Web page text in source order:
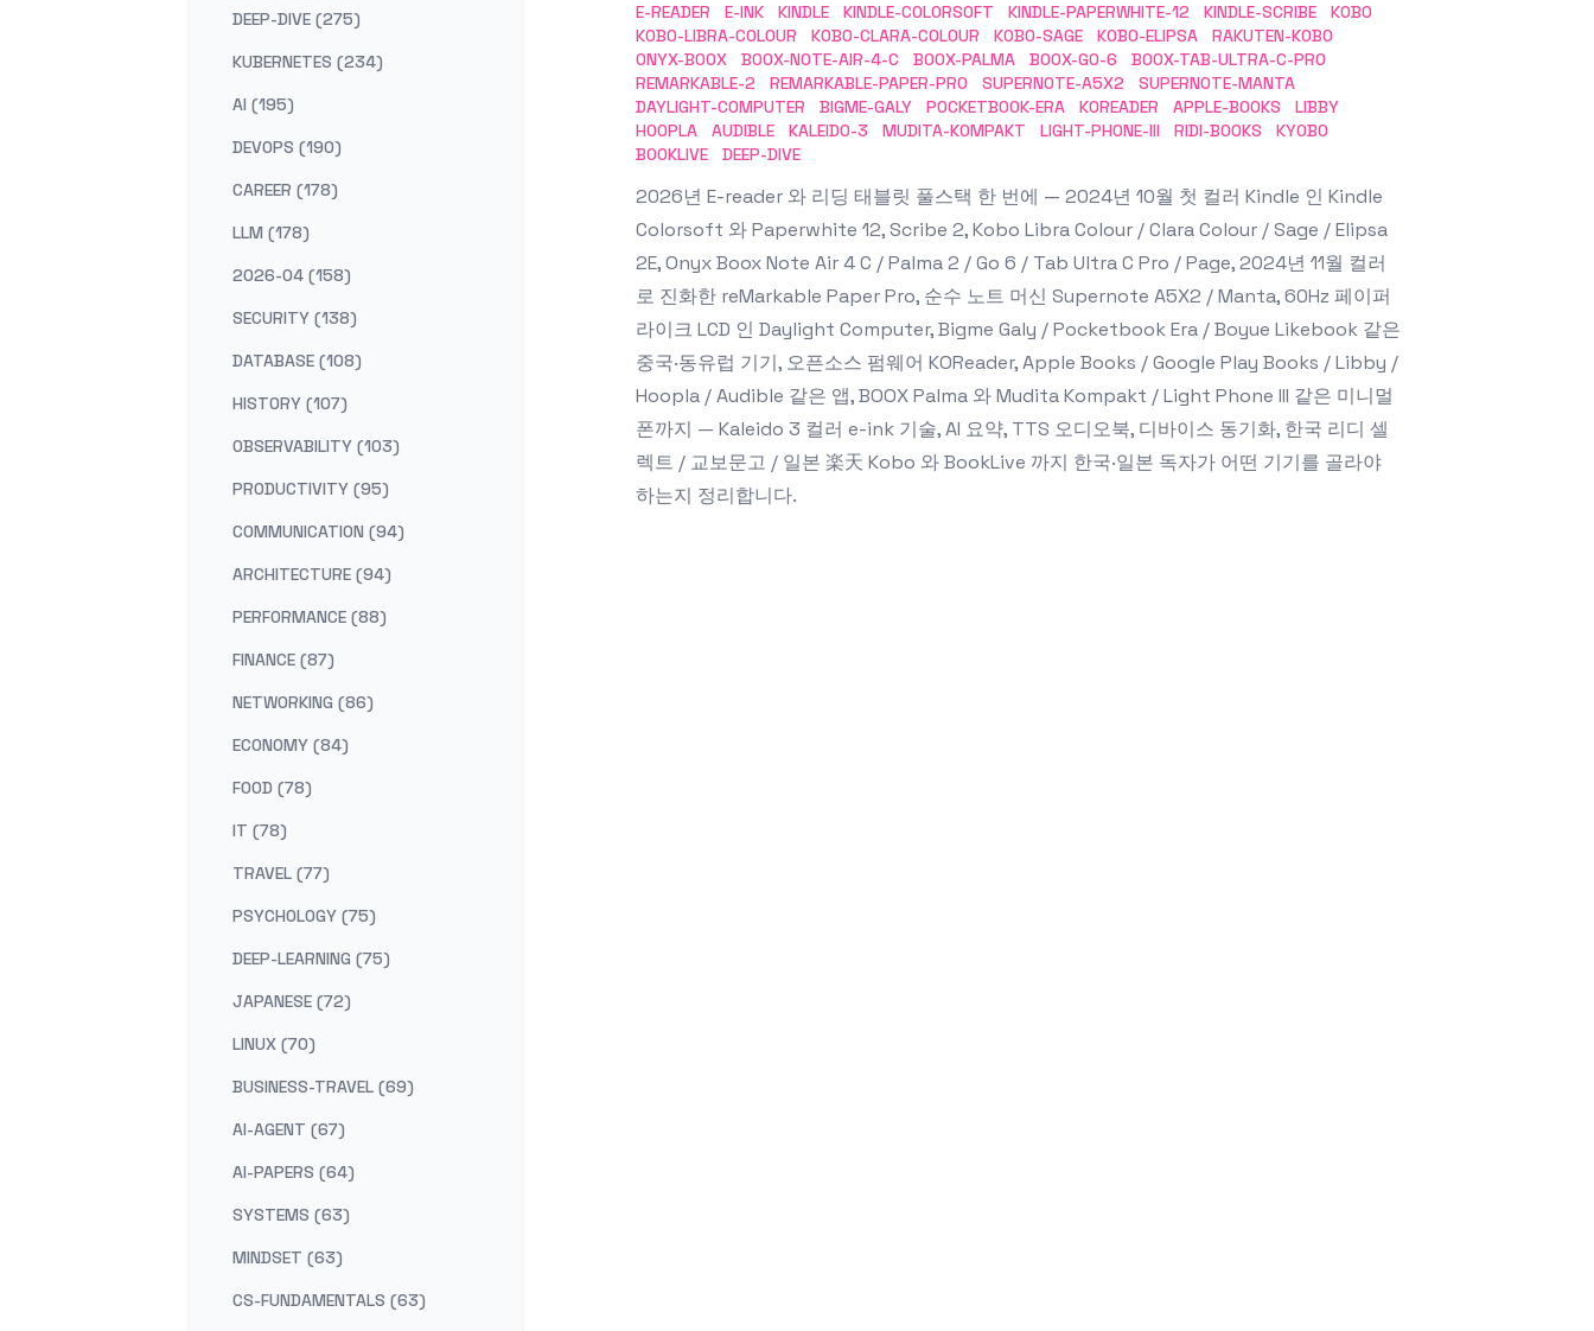
DEEP-DIVE (275)
KUBERNETES (234)
AI (195)
DEVOPS (190)
CAREER (178)
LLM (178)
2026-04 (158)
SECURITY (138)
DATABASE (108)
HISTORY (107)
OBSERVABILITY (103)
PRODUCTIVITY (95)
COMMUNICATION (94)
ARCHITECTURE (94)
PERFORMANCE (88)
FINANCE (87)
NETWORKING (86)
ECONOMY (84)
FOOD (78)
IT (78)
TRAVEL (77)
PSYCHOLOGY (75)
DEEP-LEARNING (75)
JAPANESE (72)
LINUX (70)
BUSINESS-TRAVEL (69)
AI-AGENT (67)
AI-PAPERS (64)
SYSTEMS (63)
MINDSET (63)
CS-FUNDAMENTALS (63)
E-READER E-INK KINDLE KINDLE-COLORSOFT KINDLE-PAPERWHITE-12 KINDLE-SCRIBE
KOBO
KOBO-LIBRA-COLOUR
KOBO-CLARA-COLOUR KOBO-SAGE KOBO-ELIPSA
RAKUTEN-KOBO
ONYX-BOOX
BOOX-NOTE-AIR-4-C BOOX-PALMA BOOX-GO-6
BOOX-TAB-ULTRA-C-PRO
REMARKABLE-2
REMARKABLE-PAPER-PRO SUPERNOTE-A5X2
SUPERNOTE-MANTA
DAYLIGHT-COMPUTER
BIGME-GALY POCKETBOOK-ERA KOREADER APPLE-BOOKS
LIBBY
HOOPLA
AUDIBLE KALEIDO-3 MUDITA-KOMPAKT LIGHT-PHONE-III RIDI-BOOKS
KYOBO
BOOKLIVE
DEEP-DIVE
2026년 E-reader 와 리딩 태블릿 풀스택 한 번에 — 2024년 10월 첫 컬러 Kindle 인 Kindle
Colorsoft 와 Paperwhite 12, Scribe 2, Kobo Libra Colour / Clara Colour / Sage / Elipsa
2E, Onyx Boox Note Air 4 C / Palma 2 / Go 6 / Tab Ultra C Pro / Page, 2024년 11월 컬러
로 진화한 reMarkable Paper Pro, 순수 노트 머신 Supernote A5X2 / Manta, 60Hz 페이퍼
라이크 LCD 인 Daylight Computer, Bigme Galy / Pocketbook Era / Boyue Likebook 같은
중국·동유럽 기기, 오픈소스 펌웨어 KOReader, Apple Books / Google Play Books / Libby /
Hoopla / Audible 같은 앱, BOOX Palma 와 Mudita Kompakt / Light Phone III 같은 미니멀
폰까지 — Kaleido 3 컬러 e-ink 기술, AI 요약, TTS 오디오북, 디바이스 동기화, 한국 리디 셀
렉트 / 교보문고 / 일본 楽天 Kobo 와 BookLive 까지 한국·일본 독자가 어떤 기기를 골라야
하는지 정리합니다.